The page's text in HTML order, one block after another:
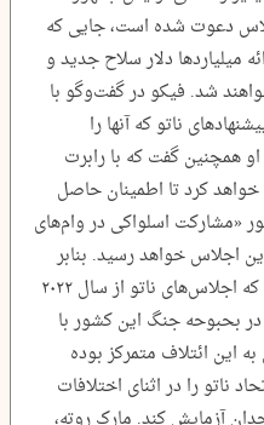
دعوت شده است، جایی که
میلیاردها دلار سلاح جدید و
شد. فیکو در گفت‌وگو با
ناتو که آنها را
همچنین گفت که با رابرت
خواهد کرد تا اطمینان حاصل
«مشارکت اسلواکی در وام‌های
اجلاس خواهد رسید. بنابر
گزارش کی‌یف ایندیپندنت، در حالی که اجلاس‌های ناتو از سال ۲۰۲۲
بحبوحه جنگ این کشور با
این ائتلاف متمرکز بوده
می‌رود اجلاس ۲۰۲۶، اتحاد ناتو را در اثنای اختلافات